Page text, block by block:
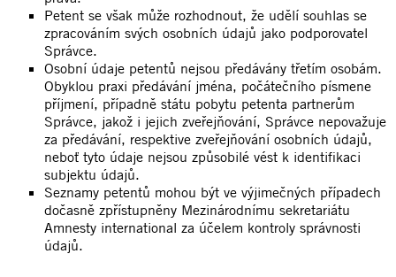
Petent se však může rozhodnout, že udělí souhlas se
zpracováním svých osobních údajů jako podporovatel
Správce.
Osobní údaje petentů nejsou předávány třetím osobám.
Obyklou praxi předávání jména, počátečního písmene
příjmení, případně státu pobytu petenta partnerům
Správce, jakož i jejich zveřejňování, Správce nepovažuje
za předávání, respektive zveřejňování osobních údajů,
neboť tyto údaje nejsou způsobilé vést k identifikaci
subjektu údajů.
Seznamy petentů mohou být ve výjimečných případech
dočasně zpřístupněny Mezinárodnímu sekretariátu
Amnesty international za účelem kontroly správnosti
údajů.